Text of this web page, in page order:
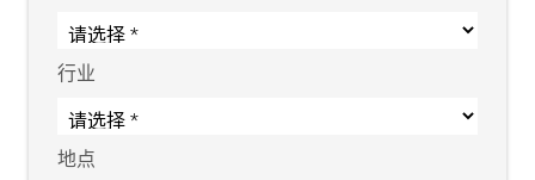
行业
地点